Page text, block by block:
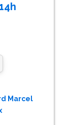
Marcel